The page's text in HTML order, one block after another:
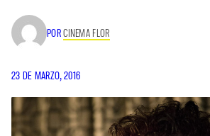
PORCINEMA FLOR
23 DE MARZO, 2016